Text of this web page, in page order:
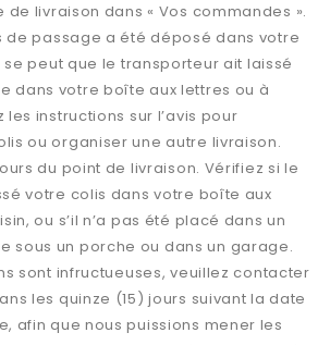
de livraison dans « Vos commandes ».
de passage a été déposé dans votre
peut que le transporteur ait laissé
dans votre boîte aux lettres ou à
les instructions sur l’avis pour
ou organiser une autre livraison.
du point de livraison. Vérifiez si le
votre colis dans votre boîte aux
ou s’il n’a pas été placé dans un
sous un porche ou dans un garage.
sont infructueuses, veuillez contacter
les quinze (15) jours suivant la date
afin que nous puissions mener les